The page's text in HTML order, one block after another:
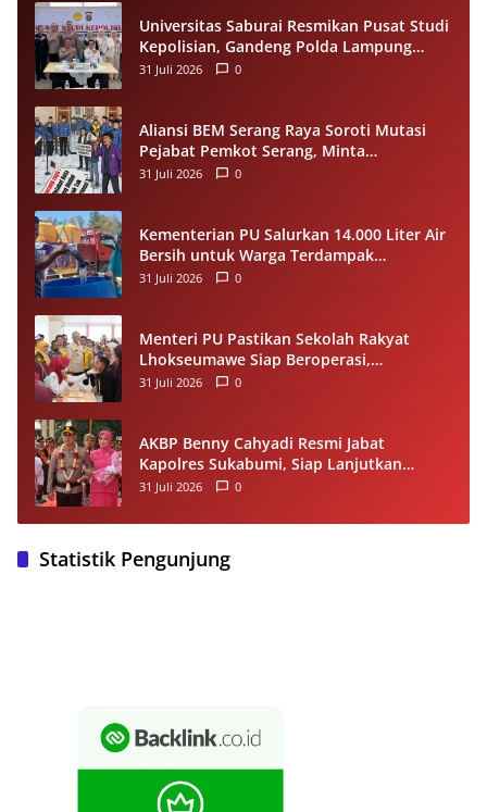
Universitas Saburai Resmikan Pusat Studi
Kepolisian, Gandeng Polda Lampung
Perkuat Riset dan Pelayanan Publik
31 Juli 2026 0
Aliansi BEM Serang Raya Soroti Mutasi
Pejabat Pemkot Serang, Minta
Penempatan Jabatan Berbasis
31 Juli 2026 0
Kementerian PU Salurkan 14.000 Liter Air
Bersih untuk Warga Terdampak
Kekeringan di Seram Bagian Timur
31 Juli 2026 0
Menteri PU Pastikan Sekolah Rakyat
Lhokseumawe Siap Beroperasi,
Dilengkapi Asrama hingga Laptop Gratis
31 Juli 2026 0
AKBP Benny Cahyadi Resmi Jabat
Kapolres Sukabumi, Siap Lanjutkan
Program dan Perkuat Pelayanan
31 Juli 2026 0
Statistik Pengunjung